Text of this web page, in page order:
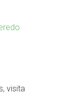
visita